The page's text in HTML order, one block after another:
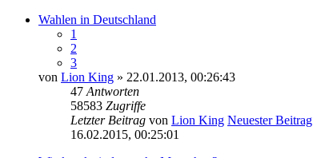
Wahlen in Deutschland
1
2
3
von Lion King » 22.01.2013, 00:26:43
47 Antworten
58583 Zugriffe
Letzter Beitrag von Lion King Neuester Beitrag
16.02.2015, 00:25:01